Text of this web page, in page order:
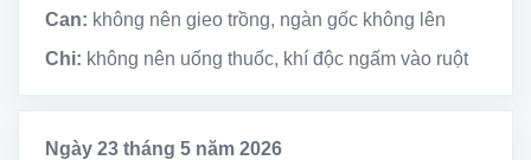
Can: không nên gieo trồng, ngàn gốc không lên
Chi: không nên uống thuốc, khí độc ngấm vào ruột
Ngày 23 tháng 5 năm 2026